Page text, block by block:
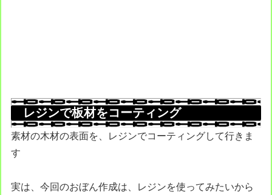
レジンで板材をコーティング
素材の木材の表面を、レジンでコーティングして行きま
す
実は、今回のおぼん作成は、レジンを使ってみたいから